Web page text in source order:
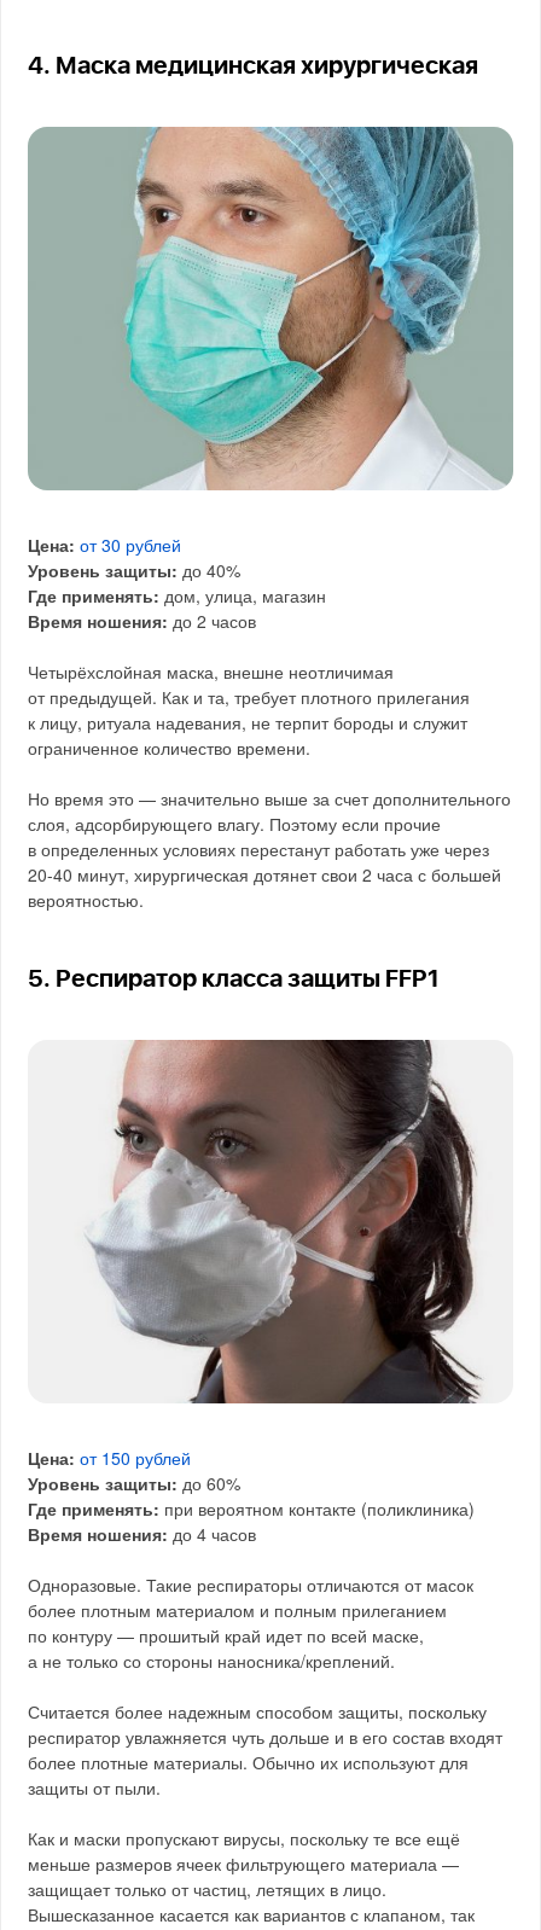
4. Маска медицинская хирургическая
Цена: от 30 рублей
Уровень защиты: до 40%
Где применять: дом, улица, магазин
Время ношения: до 2 часов
Четырёхслойная маска, внешне неотличимая
от предыдущей. Как и та, требует плотного прилегания
к лицу, ритуала надевания, не терпит бороды и служит
ограниченное количество времени.
Но время это — значительно выше за счет дополнительного
слоя, адсорбирующего влагу. Поэтому если прочие
в определенных условиях перестанут работать уже через
20-40 минут, хирургическая дотянет свои 2 часа с большей
вероятностью.
5. Респиратор класса защиты FFP1
Цена: от 150 рублей
Уровень защиты: до 60%
Где применять: при вероятном контакте (поликлиника)
Время ношения: до 4 часов
Одноразовые. Такие респираторы отличаются от масок
более плотным материалом и полным прилеганием
по контуру — прошитый край идет по всей маске,
а не только со стороны наносника/креплений.
Считается более надежным способом защиты, поскольку
респиратор увлажняется чуть дольше и в его состав входят
более плотные материалы. Обычно их используют для
защиты от пыли.
Как и маски пропускают вирусы, поскольку те все ещё
меньше размеров ячеек фильтрующего материала —
защищает только от частиц, летящих в лицо.
Вышесказанное касается как вариантов с клапаном, так